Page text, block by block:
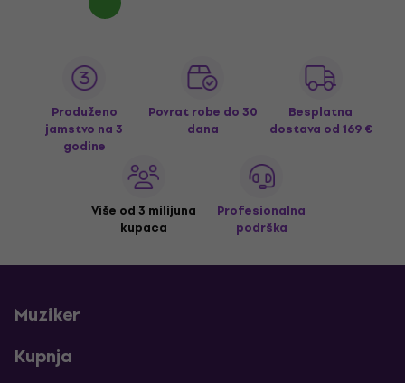
Produženo
jamstvo na 3
godine
Povrat robe do 30
dana
Besplatna
dostava od 169 €
Više od 3 milijuna
kupaca
Profesionalna
podrška
Muziker
Kupnja